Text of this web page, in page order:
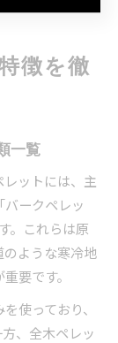
徴を徹
一覧
ットには、主
ークペレッ
。これらは原
ような寒冷地
要です。
使っており、
、全木ペレッ